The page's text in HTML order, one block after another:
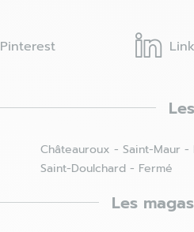
Pinterest
Châteauroux - Saint-Maur -
Saint-Doulchard - Fermé
Les